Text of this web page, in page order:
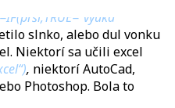
=IF(prší;TRUE=“výuka
slnko, alebo dul vonku
Niektorí sa učili excel
, niektorí AutoCad,
Photoshop. Bola to